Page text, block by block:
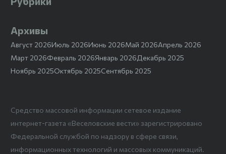
Архивы
Август 2026Июль 2026Июнь 2026Май 2026Апрель 2026
Март 2026Февраль 2026Январь 2026Декабрь 2025
Ноябрь 2025Октябрь 2025Сентябрь 2025
Средство массовой информации сетевое издание
интернет-газета «Веселовские вести» зарегистрировано
Федеральной службой по надзору в сфере связи,
информационных технологий и массовых коммуникаций.